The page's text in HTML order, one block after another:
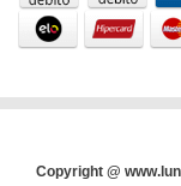
Copyright @